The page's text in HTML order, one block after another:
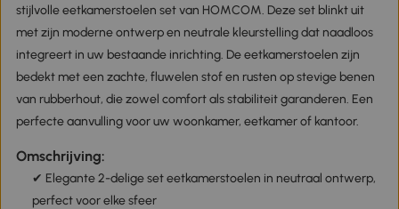
stijlvolle eetkamerstoelen set van HOMCOM. Deze set blinkt uit
met zijn moderne ontwerp en neutrale kleurstelling dat naadloos
integreert in uw bestaande inrichting. De eetkamerstoelen zijn
bedekt met een zachte, fluwelen stof en rusten op stevige benen
van rubberhout, die zowel comfort als stabiliteit garanderen. Een
perfecte aanvulling voor uw woonkamer, eetkamer of kantoor.
Omschrijving:
✔ Elegante 2-delige set eetkamerstoelen in neutraal ontwerp,
perfect voor elke sfeer